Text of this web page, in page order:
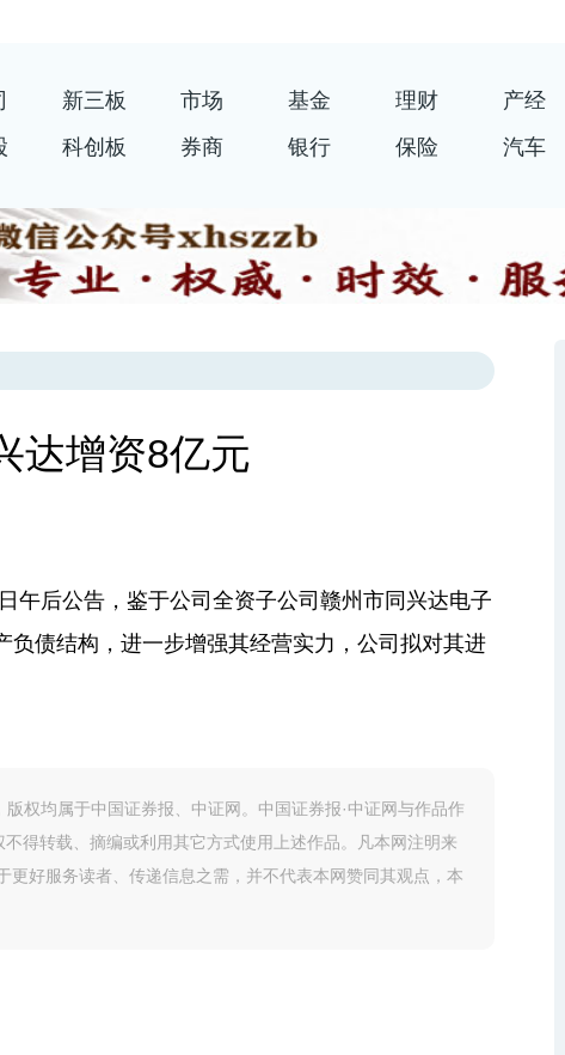
新三板 市场 基金 理财 产经
科创板 券商 银行 保险 汽车
达增资8亿元
后公告，鉴于公司全资子公司赣州市同兴达电子
债结构，进一步增强其经营实力，公司拟对其进
权均属于中国证券报、中证网。中国证券报·中证网与作品作
得转载、摘编或利用其它方式使用上述作品。凡本网注明来
好服务读者、传递信息之需，并不代表本网赞同其观点，本